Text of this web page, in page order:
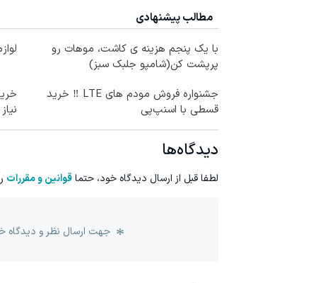
مطالب پیشنهادی
با یک پنجم هزینه ی کاشت، موهات رو
پرپشت کن(شامپو جلبک سبز)
جشنواره فروش مودم های LTE ‼️ خرید
قسطی با اسنپ‌پی
دیدگاه‌ها
لطفا قبل از ارسال دیدگاه خود، حتماقوانین و مقررات
جهت ارسال نظر و دیدگاه